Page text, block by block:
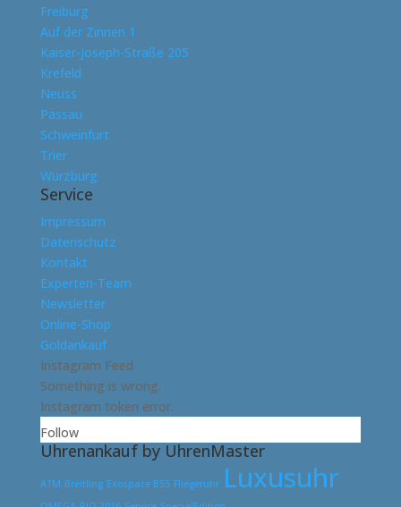
Freiburg
Auf der Zinnen 1
Kaiser-Joseph-Straße 205
Krefeld
Neuss
Passau
Schweinfurt
Trier
Würzburg
Service
Impressum
Datenschutz
Kontakt
Experten-Team
Newsletter
Online-Shop
Goldankauf
Instagram Feed
Something is wrong.
Instagram token error.
Follow
Uhrenankauf by UhrenMaster
ATM Breitling Exospace B55 Fliegeruhr Luxusuhr